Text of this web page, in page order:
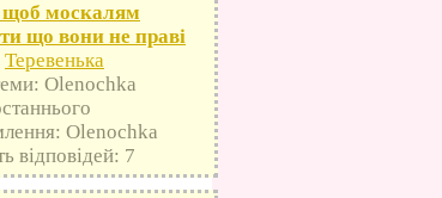
щоб москалям
що вони не праві
Теревенька
Olenochka
Olenochka
відповідей: 7